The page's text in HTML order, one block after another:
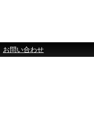
お問い合わせ